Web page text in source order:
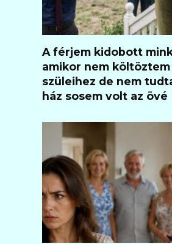
A férjem kidobott
amikor nem költöztem
szüleihez de nem
ház sosem volt az övé